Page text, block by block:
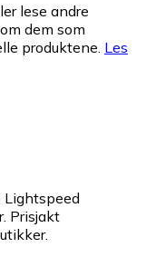
lese andre
dem som
produktene. Les
Lightspeed
Prisjakt